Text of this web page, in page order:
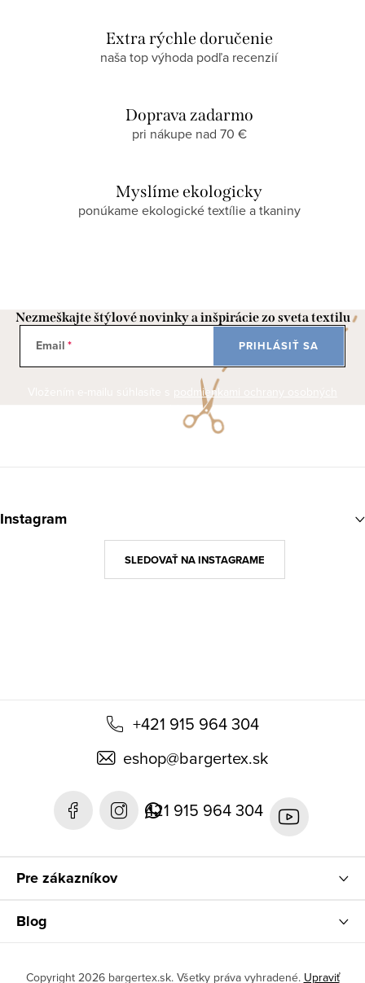
Extra rýchle doručenie
naša top výhoda podľa recenzií
Doprava zadarmo
pri nákupe nad 70 €
Myslíme ekologicky
ponúkame ekologické textílie a tkaniny
Nezmeškajte štýlové novinky a inšpirácie zo sveta textilu
Email
podmienkami ochrany osobných
údajov
PRIHLÁSIŤ SA
á
+421 915 964 304
eshop@bargertex.sk
421 915 964 304
Instagram
SLEDOVAŤ NA INSTAGRAME
Pre zákazníkov
Blog
Copyright 2026 bargertex.sk. Všetky práva vyhradené. Upraviť